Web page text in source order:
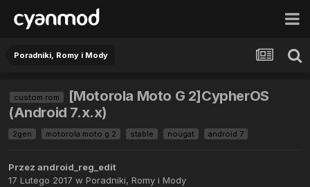
Poradniki, Romy i Mody
custom rom
[Motorola Moto G 2]CypherOS
(Android 7.x.x)
2gen motorola moto g 2 stable nougat android 7
Przez android_reg_edit
17 Lutego 2017 w Poradniki, Romy i Mody